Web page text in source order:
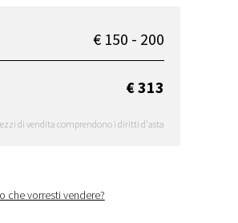
€ 150 - 200
€ 313
di vendita comprendono i diritti d'asta
che vorresti vendere?